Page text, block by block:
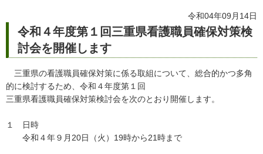
令和04年09月14日
令和４年度第１回三重県看護職員確保対策検
討会を開催します
三重県の看護職員確保対策に係る取組について、総合的かつ多角
的に検討するため、令和４年度第１回
三重県看護職員確保対策検討会を次のとおり開催します。
１ 日時
令和４年９月20日（火）19時から21時まで